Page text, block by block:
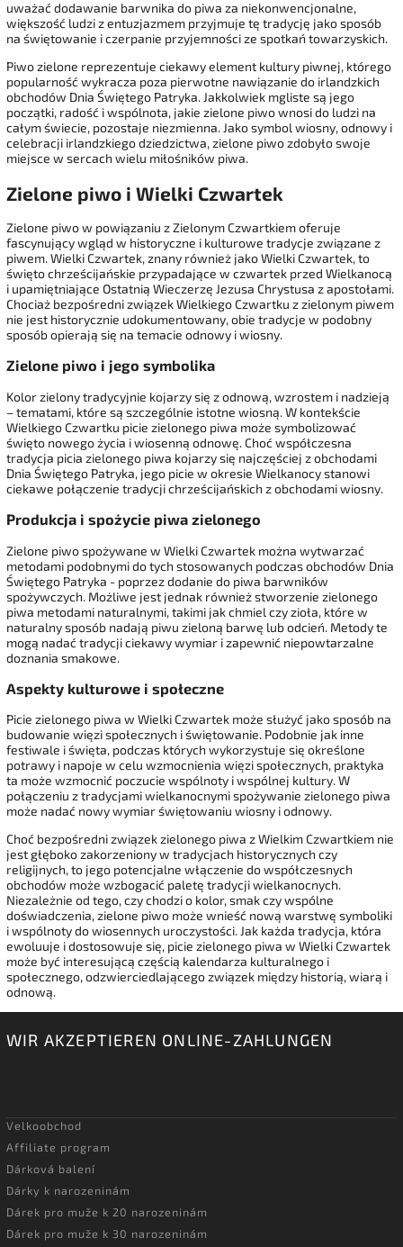
uważać dodawanie barwnika do piwa za niekonwencjonalne,
większość ludzi z entuzjazmem przyjmuje tę tradycję jako sposób
na świętowanie i czerpanie przyjemności ze spotkań towarzyskich.
Piwo zielone reprezentuje ciekawy element kultury piwnej, którego
popularność wykracza poza pierwotne nawiązanie do irlandzkich
obchodów Dnia Świętego Patryka. Jakkolwiek mgliste są jego
początki, radość i wspólnota, jakie zielone piwo wnosi do ludzi na
całym świecie, pozostaje niezmienna. Jako symbol wiosny, odnowy i
celebracji irlandzkiego dziedzictwa, zielone piwo zdobyło swoje
miejsce w sercach wielu miłośników piwa.
Zielone piwo i Wielki Czwartek
Zielone piwo w powiązaniu z Zielonym Czwartkiem oferuje
fascynujący wgląd w historyczne i kulturowe tradycje związane z
piwem. Wielki Czwartek, znany również jako Wielki Czwartek, to
święto chrześcijańskie przypadające w czwartek przed Wielkanocą
i upamiętniające Ostatnią Wieczerzę Jezusa Chrystusa z apostołami.
Chociaż bezpośredni związek Wielkiego Czwartku z zielonym piwem
nie jest historycznie udokumentowany, obie tradycje w podobny
sposób opierają się na temacie odnowy i wiosny.
Zielone piwo i jego symbolika
Kolor zielony tradycyjnie kojarzy się z odnową, wzrostem i nadzieją
– tematami, które są szczególnie istotne wiosną. W kontekście
Wielkiego Czwartku picie zielonego piwa może symbolizować
święto nowego życia i wiosenną odnowę. Choć współczesna
tradycja picia zielonego piwa kojarzy się najczęściej z obchodami
Dnia Świętego Patryka, jego picie w okresie Wielkanocy stanowi
ciekawe połączenie tradycji chrześcijańskich z obchodami wiosny.
Produkcja i spożycie piwa zielonego
Zielone piwo spożywane w Wielki Czwartek można wytwarzać
metodami podobnymi do tych stosowanych podczas obchodów Dnia
Świętego Patryka - poprzez dodanie do piwa barwników
spożywczych. Możliwe jest jednak również stworzenie zielonego
piwa metodami naturalnymi, takimi jak chmiel czy zioła, które w
naturalny sposób nadają piwu zieloną barwę lub odcień. Metody te
mogą nadać tradycji ciekawy wymiar i zapewnić niepowtarzalne
doznania smakowe.
Aspekty kulturowe i społeczne
Picie zielonego piwa w Wielki Czwartek może służyć jako sposób na
budowanie więzi społecznych i świętowanie. Podobnie jak inne
festiwale i święta, podczas których wykorzystuje się określone
potrawy i napoje w celu wzmocnienia więzi społecznych, praktyka
ta może wzmocnić poczucie wspólnoty i wspólnej kultury. W
połączeniu z tradycjami wielkanocnymi spożywanie zielonego piwa
może nadać nowy wymiar świętowaniu wiosny i odnowy.
Choć bezpośredni związek zielonego piwa z Wielkim Czwartkiem nie
jest głęboko zakorzeniony w tradycjach historycznych czy
religijnych, to jego potencjalne włączenie do współczesnych
obchodów może wzbogacić paletę tradycji wielkanocnych.
Niezależnie od tego, czy chodzi o kolor, smak czy wspólne
doświadczenia, zielone piwo może wnieść nową warstwę symboliki
i wspólnoty do wiosennych uroczystości. Jak każda tradycja, która
ewoluuje i dostosowuje się, picie zielonego piwa w Wielki Czwartek
może być interesującą częścią kalendarza kulturalnego i
społecznego, odzwierciedlającego związek między historią, wiarą i
odnową.
WIR AKZEPTIEREN ONLINE-ZAHLUNGEN
Velkoobchod
Affiliate program
Dárková balení
Dárky k narozeninám
Dárek pro muže k 20 narozeninám
Dárek pro muže k 30 narozeninám